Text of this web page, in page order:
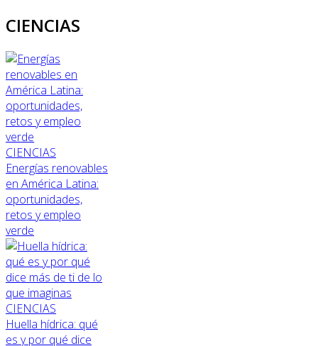
CIENCIAS
CIENCIAS
Energías renovables
en América Latina:
oportunidades,
retos y empleo
verde
CIENCIAS
Huella hídrica: qué
es y por qué dice